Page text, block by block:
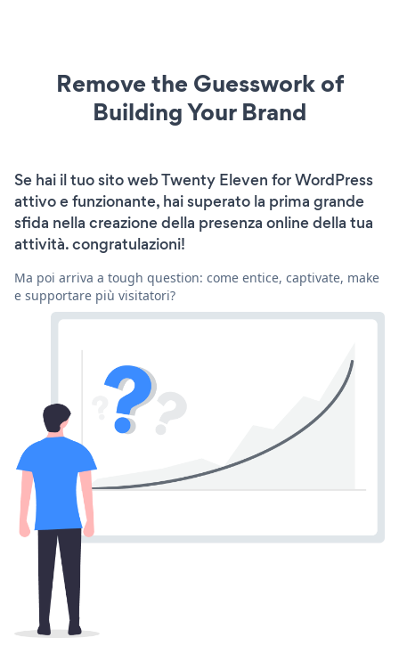
Remove the Guesswork of
Building Your Brand
Se hai il tuo sito web Twenty Eleven for WordPress
attivo e funzionante, hai superato la prima grande
sfida nella creazione della presenza online della tua
attività. congratulazioni!
Ma poi arriva a tough question: come entice, captivate, make
e supportare più visitatori?